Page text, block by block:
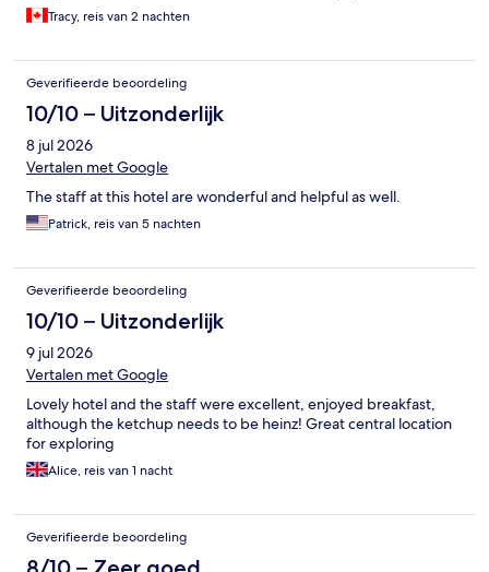
Tracy, reis van 2 nachten
Geverifieerde beoordeling
10/10 – Uitzonderlijk
8 jul 2026
Vertalen met Google
The staff at this hotel are wonderful and helpful as well.
Patrick, reis van 5 nachten
Geverifieerde beoordeling
10/10 – Uitzonderlijk
9 jul 2026
Vertalen met Google
Lovely hotel and the staff were excellent, enjoyed breakfast,
although the ketchup needs to be heinz! Great central location
for exploring
Alice, reis van 1 nacht
Geverifieerde beoordeling